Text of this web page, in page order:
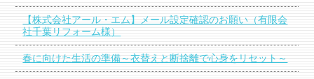
【株式会社アール・エム】メール設定確認のお願い（有限会
社千葉リフォーム様）
春に向けた生活の準備～衣替えと断捨離で心身をリセット～